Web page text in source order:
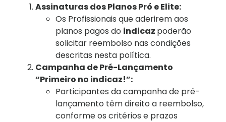
Assinaturas dos Planos Pró e Elite:
Os Profissionais que aderirem aos
planos pagos do indicaz poderão
solicitar reembolso nas condições
descritas nesta política.
Campanha de Pré-Lançamento
“Primeiro no indicaz!”:
Participantes da campanha de pré-
lançamento têm direito a reembolso,
conforme os critérios e prazos